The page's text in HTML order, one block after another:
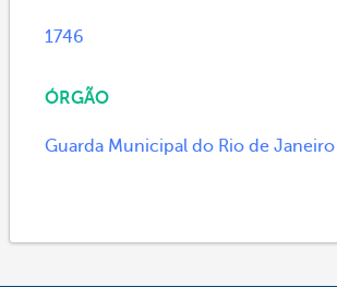
1746
ÓRGÃO
Guarda Municipal do Rio de